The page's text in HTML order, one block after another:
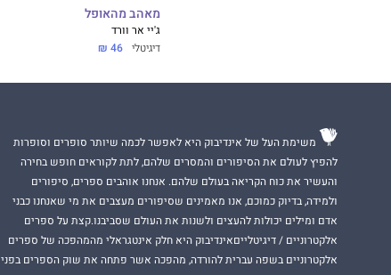
מאהב מהאופל
ג'יי אר וורד
דיגיטלי 46 ₪
משימת העל של אינדיבוק היא לאפשר לכמה שיותר סופרים וסופרות
להפיץ לעולם את הסיפורים והמסרים שלהם, לתת לקוראים חופש בחירה
והעשיר את כוח הקריאה בעולם שלהם. אנחנו אוהבים ספרים, סיפורים
ולמידה, בדיוק כמוכם, אנו מאמינים שסיפורים מעצבים את מי שאנחנו כבני
אדם ומילים יכולות להעצים ולשנות את העולם שסביבנו.קצת על ספרים
אלקטרוניים / דיגיטלייםאינדיבוק היא חלק אינטגראלי מהמהפכה של ספרים
אלקטרוניים בשפה עברית להורדה, מהפכה אשר פתחה את שוק הספרים בפני